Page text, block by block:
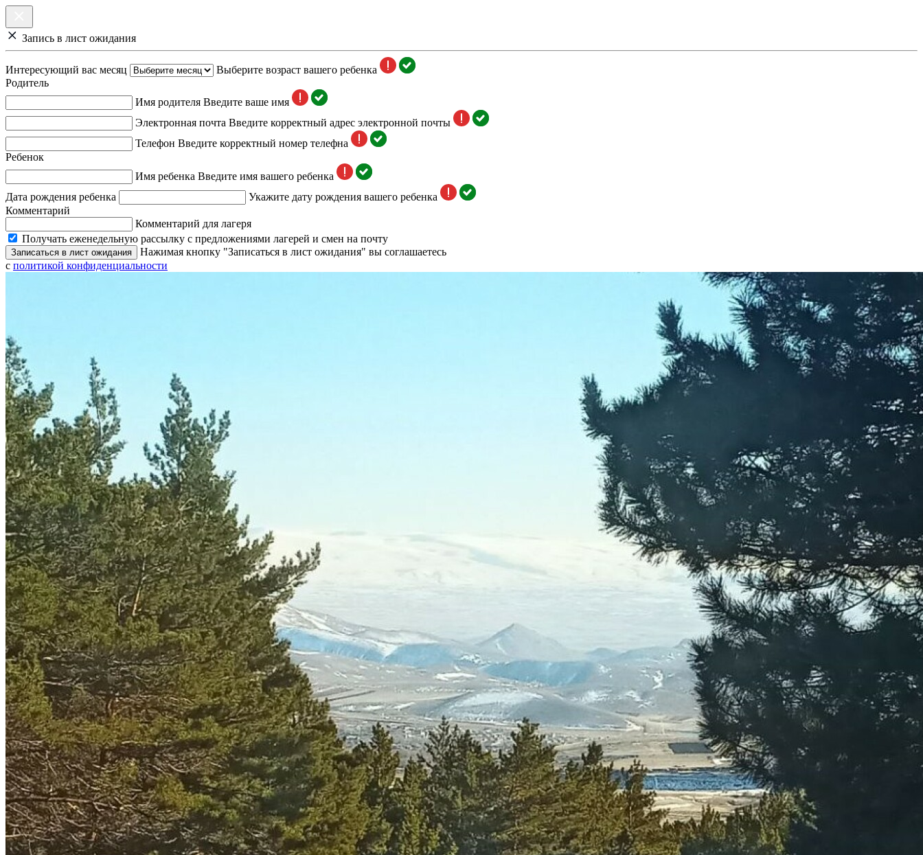
Запись в лист ожидания
Интересующий вас месяц
Выберите возраст вашего ребенка
Родитель
Имя родителя Введите ваше имя
Электронная почта Введите корректный адрес электронной почты
Телефон Введите корректный номер телефна
Ребенок
Имя ребенка Введите имя вашего ребенка
Дата рождения ребенка
Укажите дату рождения вашего ребенка
Комментарий
Комментарий для лагеря
Получать еженедельную рассылку с предложениями лагерей и смен на почту
Записаться в лист ожидания
Нажимая кнопку "Записаться в лист ожидания" вы соглашаетесь
с политикой конфиденциальности